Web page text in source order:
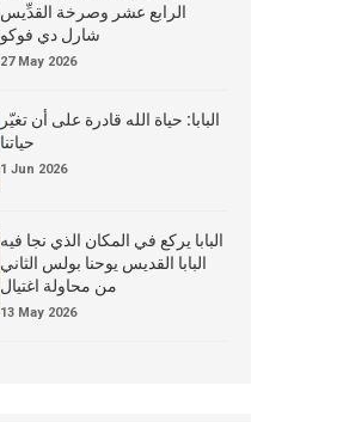
الرابع عشر وصرخة القدِّيس
شارل دي فوكو
27 May 2026
البابا: حياة الله قادرة على أن تغيّر
حياتنا
1 Jun 2026
البابا يركع في المكان الذي نجا فيه
البابا القديس يوحنا بولس الثاني
من محاولة اغتيال
13 May 2026